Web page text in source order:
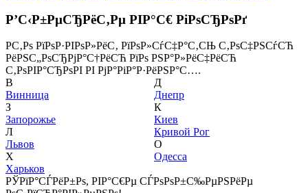
Р’С‹Р±РµСЂРёС‚Рµ РІР°С€ РіРѕСЂРѕРґ
Р­С‚Рѕ РїРѕР·РІРѕР»РёС‚ РїРѕР»СѓС‡Р°С‚СЊ С‚РѕС‡РЅСѓСЋ
РёРЅС„РѕСЂРјР°С†РёСЋ РїРѕ РЅР°Р»РёС‡РёСЋ
С‚РѕРІР°СЂРѕРІ РІ РјР°РіР°Р·РёРЅР°С….
В
Винница
З
Запорожье
Л
Львов
Х
Харьков
Д
Днепр
К
Киев
Кривой Рог
О
Одесса
РЎРїР°СЃРёР±Рѕ, РІР°С€Рµ СЃРѕРѕР±С‰РµРЅРёРµ